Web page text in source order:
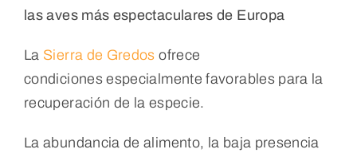
las aves más espectaculares de Europa
La Sierra de Gredos ofrece
condiciones especialmente favorables para la
recuperación de la especie.
La abundancia de alimento, la baja presencia